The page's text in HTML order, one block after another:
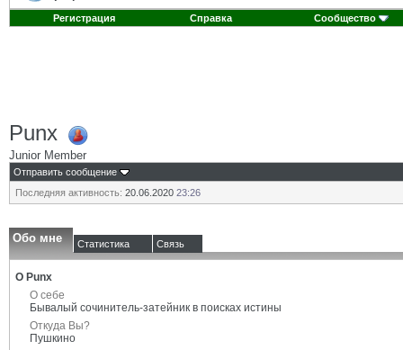
Регистрация Справка Сообщество
Punx
Junior Member
Отправить сообщение
Последняя активность: 20.06.2020 23:26
Обо мне Статистика Связь
О Punx
О себе
Бывалый сочинитель-затейник в поисках истины
Откуда Вы?
Пушкино